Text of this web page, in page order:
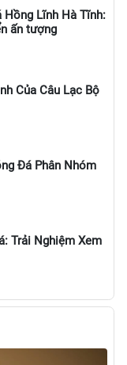
Hồng Lĩnh Hà Tĩnh:
ấn tượng
Của Câu Lạc Bộ
Đá Phân Nhóm
Trải Nghiệm Xem